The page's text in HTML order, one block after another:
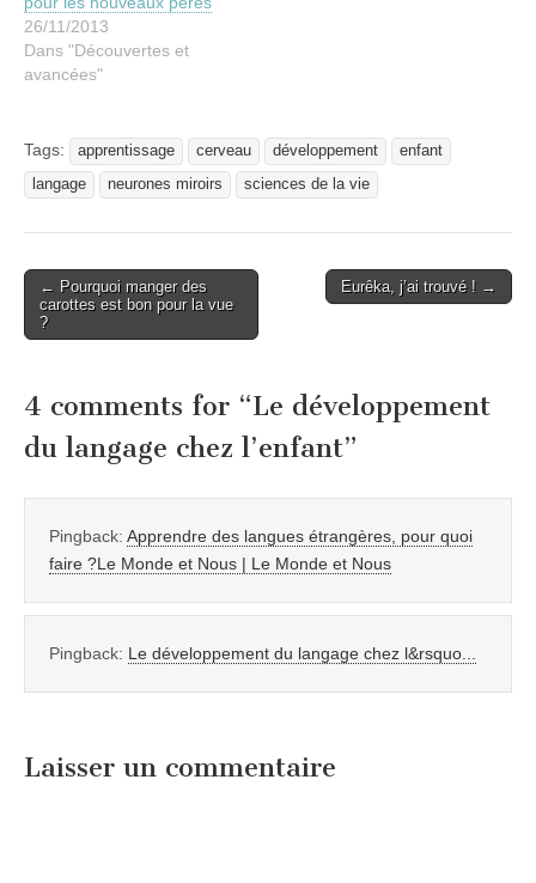
26/11/2013
Dans "Découvertes et
avancées"
Tags: apprentissage cerveau développement
enfant
langage
neurones miroirs sciences de la vie
Post
navigation
← Pourquoi manger des
carottes est bon pour la vue
?
Eurêka, j’ai trouvé ! →
4 comments for “Le développement
du langage chez l’enfant”
Pingback: Apprendre des langues étrangères, pour quoi
faire ?Le Monde et Nous | Le Monde et Nous
Pingback: Le développement du langage chez l&rsquo...
Laisser un commentaire